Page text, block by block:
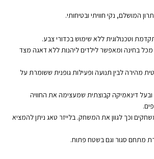
המושלם, נקי חוויתי ובטיחותי.
וטכנולוגית ללא שימוש בכדורי צבע.
בחינה ומאפשר לילדים ליהנות ללא דאגה מצד
מהירה לבין תנועה ופעילות גופנית ששומרת על
דינאמיקה קבוצתית שמעצימה את החוויה
וכך לגוון את המשחק. בלייזר טאג ניתן להמציא
מתחם סגור וגם בשטח פתוח.